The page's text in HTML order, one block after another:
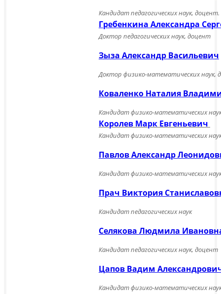
Кандидат педагогических наук, доцент.
Гребенкина Александра
Доктор педагогических наук, доцент
Зыза Александр Васильевич
Доктор физико-математических наук,
Коваленко Наталия
Кандидат физико-математических
Королев Марк Евгеньевич
Кандидат физико-математических
Павлов Александр
Кандидат физико-математических
Прач Виктория
Кандидат педагогических наук
Селякова Людмила
Кандидат педагогических наук, доцент
Цапов Вадим
Кандидат физико-математических